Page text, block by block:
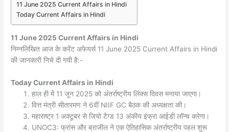
11 June 2025 Current Affairs in Hindi
Today Current Affairs in Hindi
11 June 2025Current Affairs in Hindi
निम्नलिखित आज के करेंट अफेयर्स 11 June 2025 Current Affairs in Hindi
की जानकारी निचे दी गयी है:-
TodayCurrent Affairs in Hindi
हाल ही में 11 जून 2025 को अंतर्राष्ट्रीय लिंक्स दिवस मनाया जाएगा।
वित्त मंत्री सीतारमण ने 6वीं NIIF GC बैठक की अध्यक्षता की।
महाराष्ट्र 1 अक्टूबर से जियो टैग्ड 13 अंकीय इंफ्रा आईडी लॉन्च करेगा।
UNOC3: फ्रांस और ब्राजील ने एक ऐतिहासिक अंतर्राष्ट्रीय पहल शुरू